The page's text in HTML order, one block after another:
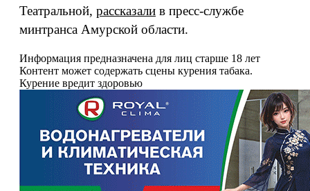
Театральной, рассказали в пресс-службе
минтранса Амурской области.
Информация предназначена для лиц старше 18 лет
Контент может содержать сцены курения табака.
Курение вредит здоровью